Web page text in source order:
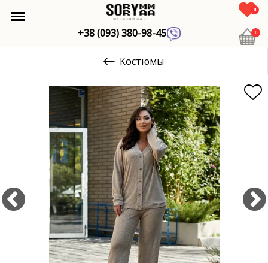
+38 (093) 380-98-45
0
0
Костюмы